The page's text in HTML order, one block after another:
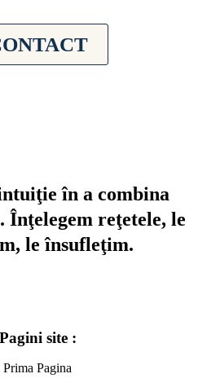
în a combina
Înţelegem reţetele, le
le însufleţim.
Pagini site :
Prima Pagina